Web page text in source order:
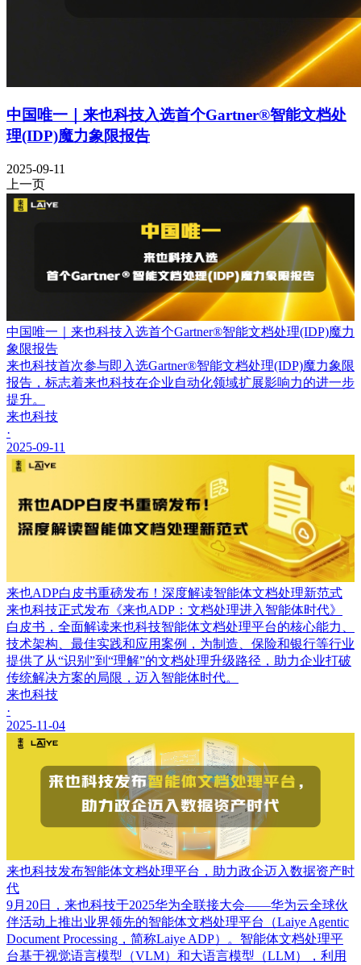
中国唯一｜来也科技入选首个Gartner®智能文档处
理(IDP)魔力象限报告
2025-09-11
上一页
中国唯一｜来也科技入选首个Gartner®智能文档处理(IDP)魔力
象限报告
来也科技首次参与即入选Gartner®智能文档处理(IDP)魔力象限
报告，标志着来也科技在企业自动化领域扩展影响力的进一步
提升。
来也科技
·
2025-09-11
来也ADP白皮书重磅发布！深度解读智能体文档处理新范式
来也科技正式发布《来也ADP：文档处理进入智能体时代》
白皮书，全面解读来也科技智能体文档处理平台的核心能力、
技术架构、最佳实践和应用案例，为制造、保险和银行等行业
提供了从“识别”到“理解”的文档处理升级路径，助力企业打破
传统解决方案的局限，迈入智能体时代。
来也科技
·
2025-11-04
来也科技发布智能体文档处理平台，助力政企迈入数据资产时
代
9月20日，来也科技于2025华为全联接大会——华为云全球伙
伴活动上推出业界领先的智能体文档处理平台（Laiye Agentic
Document Processing，简称Laiye ADP）。智能体文档处理平
台基于视觉语言模型（VLM）和大语言模型（LLM），利用